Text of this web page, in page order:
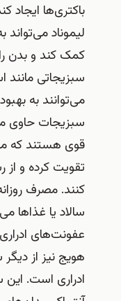
باکتری‌ها ایجاد
لیموناد
کمک کند و بدن
سبزیجاتی مانند
می‌توانند به
سبزیجات حاوی
قوی هستند که
تقویت کرده و
کنند. مصرف
سالاد یا غذاها
عفونت‌های
هویج نیز از
ادراری است. این